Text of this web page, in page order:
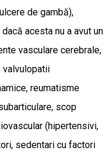
de gambă),
acesta nu a avut un
vasculare cerebrale,
valvulopatii
reumatisme
scop
(hipertensivi,
sedentari cu factori